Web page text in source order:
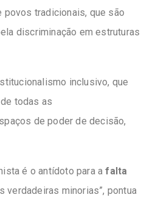
tradicionais, que são
discriminação em estruturas
inclusivo, que
todas as
de poder de decisão,
é o antídoto para afalta
verdadeiras minorias”, pontua